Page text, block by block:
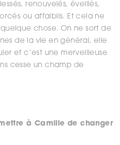
renouvelés, éveillés,
ou affaiblis. Et cela ne
chose. On ne sort de
de la vie en général, elle
et c’est une merveilleuse
cesse un champ de
à Camille de changer